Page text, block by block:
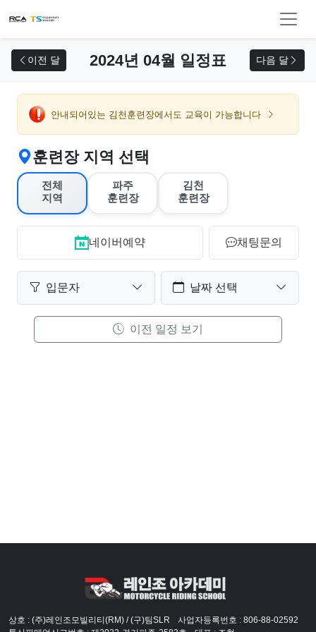
이전 달 2024년 04월 일정표 다음 달
안내되어있는 김천훈련장에서도 교육이 가능합니다
훈련장 지역 선택
전체
지역
파주
훈련장
김천
훈련장
네이버예약 채팅문의
입문자 날짜 선택
이전 일정 보기
상호 : (주)레인조모빌리티(RM) / (구)팀SLR
사업자등록번호 : 806-88-02592